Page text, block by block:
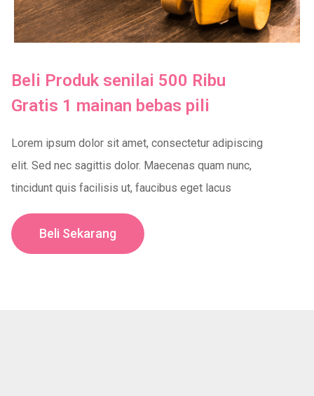
Beli Produk senilai 500 Ribu
Gratis 1 mainan bebas pili
Lorem ipsum dolor sit amet, consectetur adipiscing
elit. Sed nec sagittis dolor. Maecenas quam nunc,
tincidunt quis facilisis ut, faucibus eget lacus
Beli Sekarang